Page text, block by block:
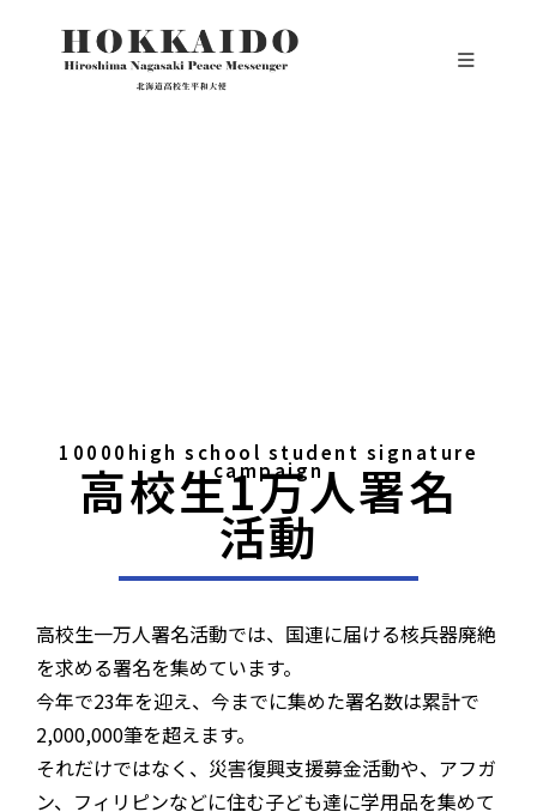
10000high school student signature
campaign
高校生1万人署名
活動
高校生一万人署名活動では、国連に届ける核兵器廃絶
を求める署名を集めています。
今年で23年を迎え、今までに集めた署名数は累計で
2,000,000筆を超えます。
それだけではなく、災害復興支援募金活動や、アフガ
ン、フィリピンなどに住む子ども達に​学用品を集めて